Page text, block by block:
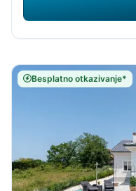
Besplatno otkazivanje*